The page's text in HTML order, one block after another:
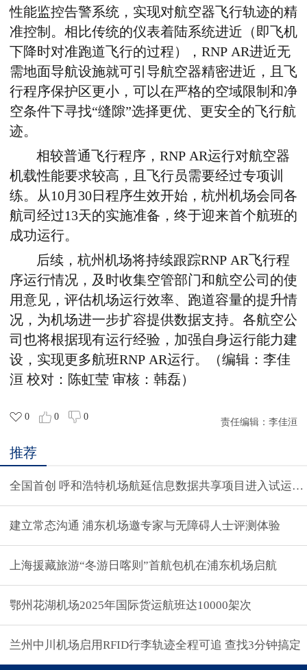
性能监控告警系统，实现对航空器飞行轨迹的精
准控制。相比传统的仪表着陆系统进近（即飞机
下降时对准跑道飞行的过程）， RNP AR进近无
需地面导航设施就可引导航空器精密进近，且飞
行程序保护区更小 ，可以在严格的空域限制和净
空条件下寻找“缝隙”选择更优、更安全的飞行航
迹。
相较普通飞行程序，RNP AR运行对航空器
机载性能要求较高，且飞行员需要经过专项训
练。从10月30日程序生效开始，杭州机场会同各
航司经过13天的实施准备，终于迎来首个航班的
成功运行。
后续，杭州机场将持续跟踪RNP AR飞行程
序运行情况 ，及时收集空管部门和航空公司的使
用意见，评估机场运行效率、跑道容量的提升情
况，为机场进一步扩容提供数据支持。各航空公
司也将根据现有运行经验，加强自身运行能力建
设，实现更多航班RNP AR运行。
（编辑：李佳
洹 校对：陈虹莹 审核：韩磊）
0 0 0
责任编辑： 李佳洹
推荐
全国首创 呼和浩特机场航延信息数据共享项目进入试运行
建立常态沟通 浦东机场邀专家与无障碍人士评测体验
上海援藏旅游“冬游日喀则”首航包机在浦东机场启航
鄂州花湖机场2025年国际货运航班达10000架次
兰州中川机场启用RFID行李轨迹全程可追 查找3分钟搞定